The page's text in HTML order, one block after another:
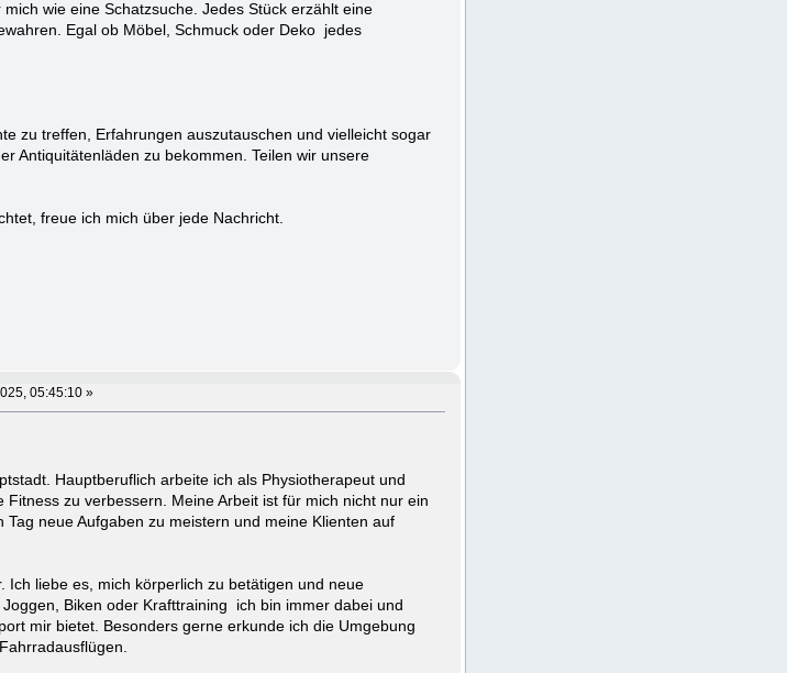
wie eine Schatzsuche. Jedes Stück erzählt eine
Egal ob Möbel, Schmuck oder Deko jedes
zu treffen, Erfahrungen auszutauschen und vielleicht sogar
Antiquitätenläden zu bekommen. Teilen wir unsere
freue ich mich über jede Nachricht.
05:45:10 »
Hauptberuflich arbeite ich als Physiotherapeut und
zu verbessern. Meine Arbeit ist für mich nicht nur ein
neue Aufgaben zu meistern und meine Klienten auf
liebe es, mich körperlich zu betätigen und neue
Biken oder Krafttraining ich bin immer dabei und
mir bietet. Besonders gerne erkunde ich die Umgebung